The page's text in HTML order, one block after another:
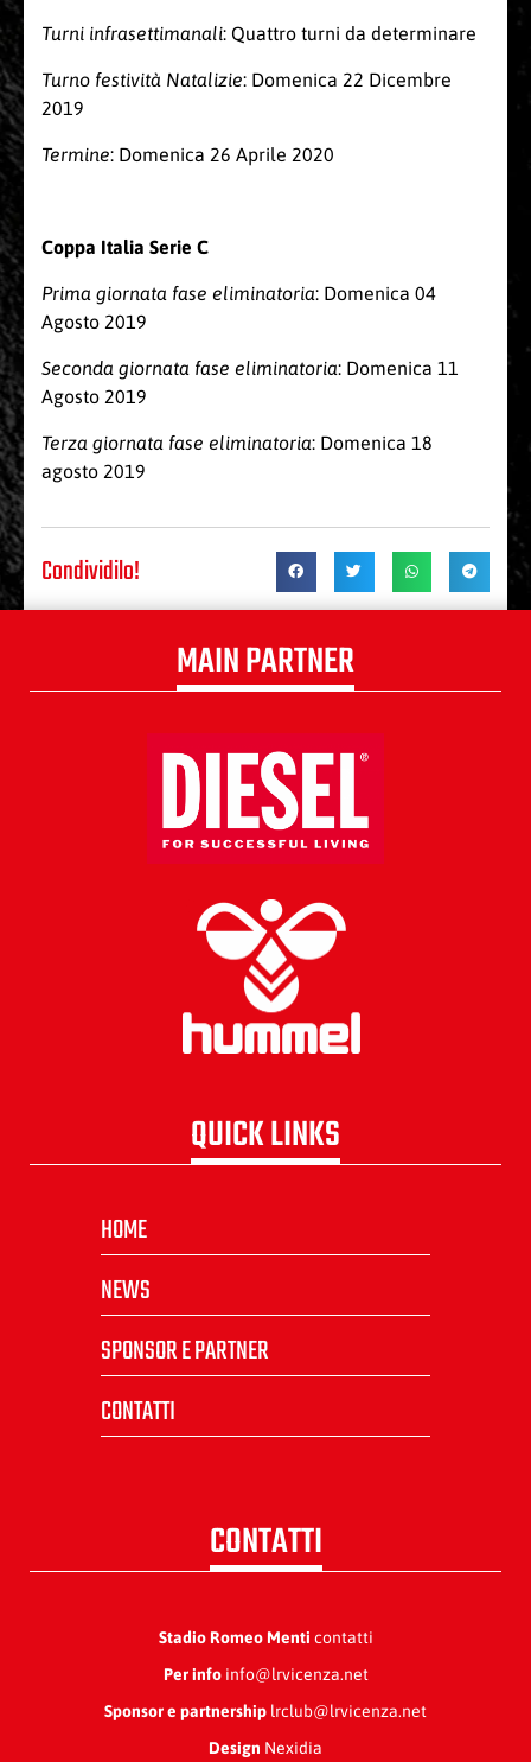
Turni infrasettimanali: Quattro turni da determinare
Turno festività Natalizie: Domenica 22 Dicembre
2019
Termine: Domenica 26 Aprile 2020
Coppa Italia Serie C
Prima giornata fase eliminatoria: Domenica 04
Agosto 2019
Seconda giornata fase eliminatoria: Domenica 11
Agosto 2019
Terza giornata fase eliminatoria: Domenica 18
agosto 2019
Condividilo!
MAIN PARTNER
QUICK LINKS
HOME
NEWS
SPONSOR E PARTNER
CONTATTI
CONTATTI
Stadio Romeo Menti contatti
Per infoinfo@lrvicenza.net
Sponsor e partnership lrclub@lrvicenza.net
Design Nexidia